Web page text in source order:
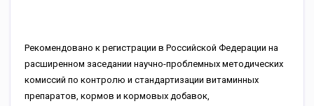
Рекомендовано к регистрации в Российской Федерации на
расширенном заседании научно-проблемных методических
комиссий по контролю и стандартизации витаминных
препаратов, кормов и кормовых добавок,